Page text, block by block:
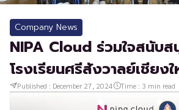
Company News
NIPA Cloud ร่วมใจสนับ
โรงเรียนศรีสังวาลย์เชียง
Published : December 27, 2024 Time : 3 min read